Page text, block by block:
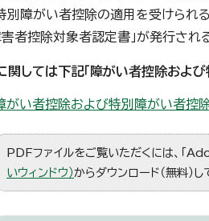
別障がい者控除の適用を受けられる
者控除対象者認定書」が発行さ
関しては下記「障がい者控除およ
がい者控除および特別障がい者
PDFファイルをご覧いただくには、「
いウィンドウ）からダウンロード（無料）し